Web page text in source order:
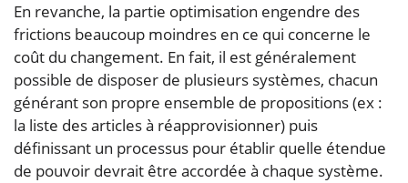
En revanche, la partie optimisation engendre des
frictions beaucoup moindres en ce qui concerne le
coût du changement. En fait, il est généralement
possible de disposer de plusieurs systèmes, chacun
générant son propre ensemble de propositions (ex :
la liste des articles à réapprovisionner) puis
définissant un processus pour établir quelle étendue
de pouvoir devrait être accordée à chaque système.